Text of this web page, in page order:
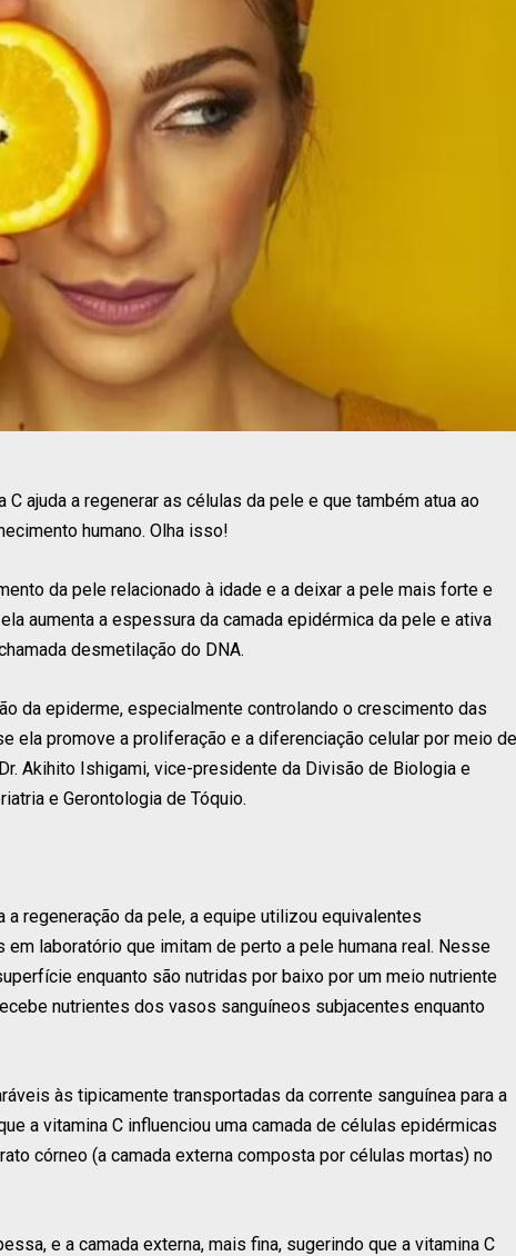
ajuda a regenerar as células da pele e que também atua ao
humano. Olha isso!
da pele relacionado à idade e a deixar a pele mais forte e
aumenta a espessura da camada epidérmica da pele e ativa
desmetilação do DNA.
da epiderme, especialmente controlando o crescimento das
ela promove a proliferação e a diferenciação celular por meio de
Akihito Ishigami, vice-presidente da Divisão de Biologia e
e Gerontologia de Tóquio.
regeneração da pele, a equipe utilizou equivalentes
laboratório que imitam de perto a pele humana real. Nesse
enquanto são nutridas por baixo por um meio nutriente
nutrientes dos vasos sanguíneos subjacentes enquanto
​​às tipicamente transportadas da corrente sanguínea para a
a vitamina C influenciou uma camada de células epidérmicas
córneo (a camada externa composta por células mortas) no
e a camada externa, mais fina, sugerindo que a vitamina C